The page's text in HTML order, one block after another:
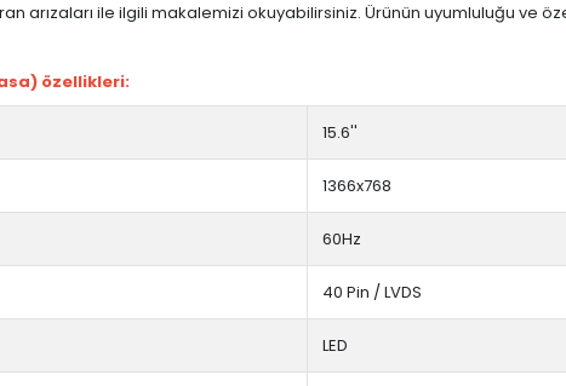
arızaları ile ilgili makalemizi okuyabilirsiniz. Ürünün uyumluluğu
özellikleri:
15.6''
1366x768
60Hz
40 Pin / LVDS
LED